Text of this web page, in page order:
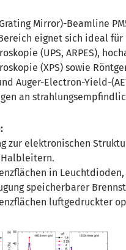
Mirror)-Beamline
eignet sich ideal
(UPS, ARPES),
(XPS) sowie
Auger-Electron-Yield-
an
zur elektronischen
in
speicherbarer
luftgedruckter